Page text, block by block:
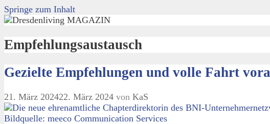
Springe zum Inhalt
Empfehlungsaustausch
Gezielte Empfehlungen und volle Fahrt
21. März 202422. März 2024 von KaS